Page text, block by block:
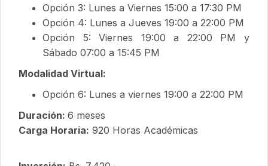
Opción 3: Lunes a Viernes 15:00 a 17:30 PM
Opción 4: Lunes a Jueves 19:00 a 22:00 PM
Opción 5: Viernes 19:00 a 22:00 PM y
Sábado 07:00 a 15:45 PM
Modalidad Virtual:
Opción 6: Lunes a viernes 19:00 a 22:00 PM
Duración: 6 meses
Carga Horaria: 920 Horas Académicas